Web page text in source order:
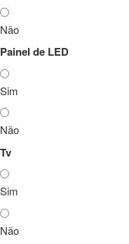
Não
Painel de LED
Sim
Não
Tv
Sim
Não